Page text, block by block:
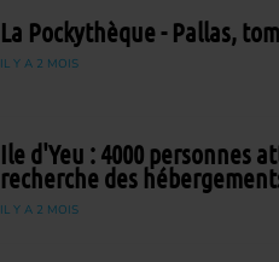
La Pockythèque - Pallas,
IL Y A 2 MOIS
Ile d'Yeu : 4000 personnes
recherche des
IL Y A 2 MOIS